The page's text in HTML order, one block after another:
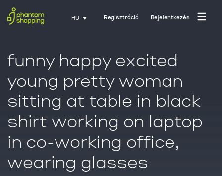
HU Regisztráció Bejelentkezés
Főoldal
funny happy excited
young pretty woman
sitting at table in black
shirt working on laptop
in co-working office,
wearing glasses